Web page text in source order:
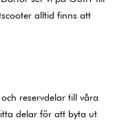
alltid finns att
reservdelar till våra
delar för att byta ut